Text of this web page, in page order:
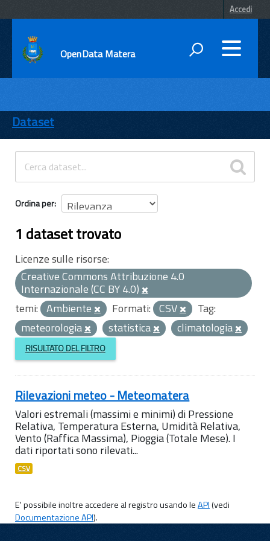
Accedi
OpenData Matera
ENTI
TEMI
INFORMAZIONI
Dataset
Ordina per
1 dataset trovato
Licenze sulle risorse:
Creative Commons Attribuzione 4.0
Internazionale (CC BY 4.0)
temi: Ambiente Formati: CSV
Tag:
meteorologia
statistica climatologia
RISULTATO DEL FILTRO
Rilevazioni meteo - Meteomatera
Valori estremali (massimi e minimi) di Pressione
Relativa, Temperatura Esterna, Umidità Relativa,
Vento (Raffica Massima), Pioggia (Totale Mese). I
dati riportati sono rilevati...
CSV
E' possibile inoltre accedere al registro usando leAPI(vedi
Documentazione API).